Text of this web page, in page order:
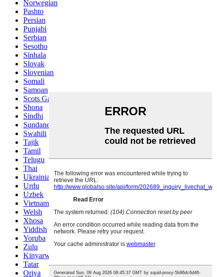
Norwegian
Pashto
Persian
Punjabi
Serbian
Sesotho
Sinhala
Slovak
Slovenian
Somali
Samoan
Scots Gaelic
Shona
Sindhi
Sundanese
Swahili
Tajik
Tamil
Telugu
Thai
Ukrainian
Urdu
Uzbek
Vietnamese
Welsh
Xhosa
Yiddish
Yoruba
Zulu
Kinyarwanda
Tatar
Oriya